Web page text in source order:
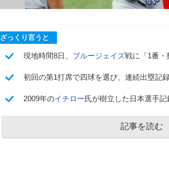
ざっくり言うと
現地時間8日、 ブルージェイズ戦に「1番・
初回の第1打席で四球を選び、連続出塁記
2009年のイチロー氏が樹立した日本選手
記事を読む